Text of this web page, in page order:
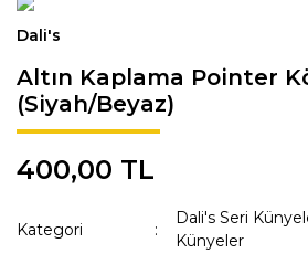
Dali's
Altın Kaplama Pointer
(Siyah/Beyaz)
400,00 TL
Kategori
Dali's Seri
Künyeler